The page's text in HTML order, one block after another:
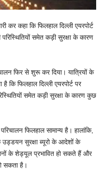
कर कहा कि फिलहाल दिल्ली एयरपोर्ट
समेत कड़ी सुरक्षा के कारण
फिर से शुरू कर दिया। यात्रियों के
कि फिलहाल दिल्ली एयरपोर्ट पर
समेत कड़ी सुरक्षा के कारण कुछ
फिलहाल सामान्य है। हालांकि,
उड्डयन सुरक्षा ब्यूरो के आदेशों के
के शेड्यूल प्रभावित हो सकते हैं और
सकता है।